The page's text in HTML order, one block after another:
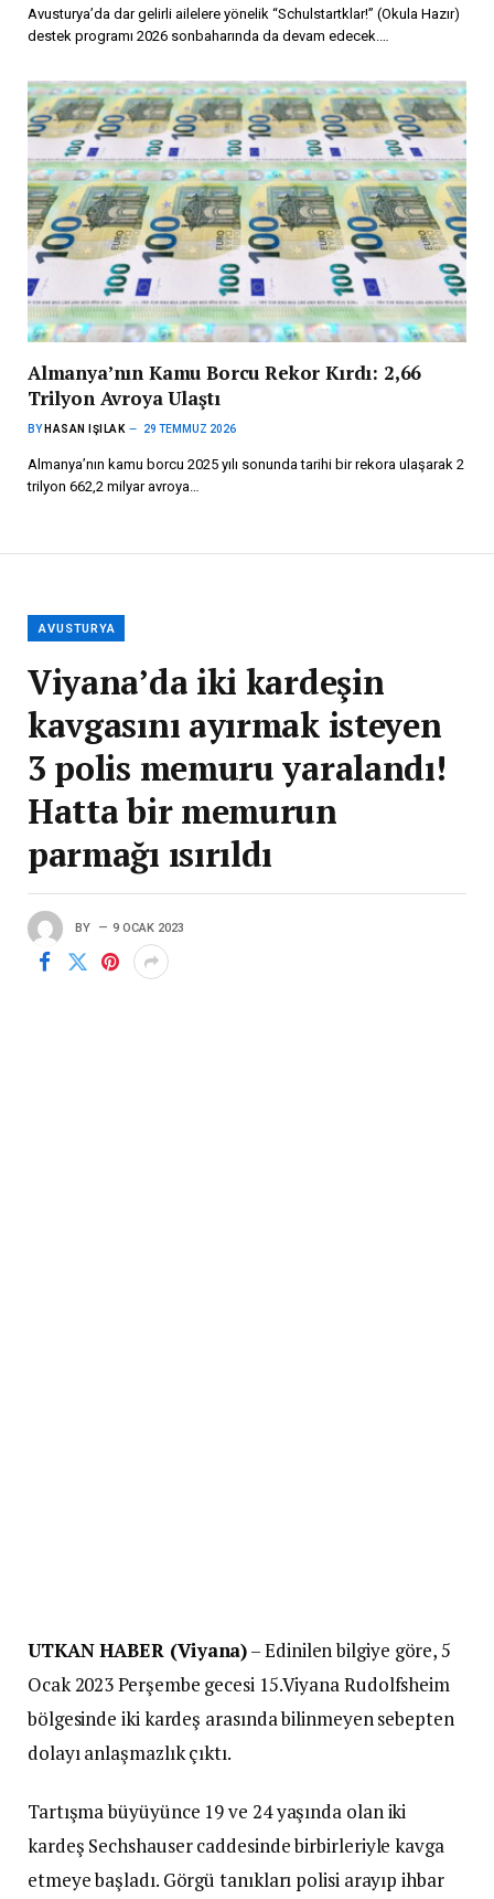
Avusturya’da dar gelirli ailelere yönelik “Schulstartklar!” (Okula Hazır)
destek programı 2026 sonbaharında da devam edecek.…
Almanya’nın Kamu Borcu Rekor Kırdı: 2,66
Trilyon Avroya Ulaştı
BY HASAN IŞILAK 29 TEMMUZ 2026
Almanya’nın kamu borcu 2025 yılı sonunda tarihi bir rekora ulaşarak 2
trilyon 662,2 milyar avroya…
AVUSTURYA
Viyana’da iki kardeşin
kavgasını ayırmak isteyen
3 polis memuru yaralandı!
Hatta bir memurun
parmağı ısırıldı
BY 9 OCAK 2023
UTKAN HABER (Viyana)– Edinilen bilgiye göre, 5
Ocak 2023 Perşembe gecesi 15.Viyana Rudolfsheim
bölgesinde iki kardeş arasında bilinmeyen sebepten
dolayı anlaşmazlık çıktı.
Tartışma büyüyünce 19 ve 24 yaşında olan iki
kardeş Sechshauser caddesinde birbirleriyle kavga
etmeye başladı. Görgü tanıkları polisi arayıp ihbar